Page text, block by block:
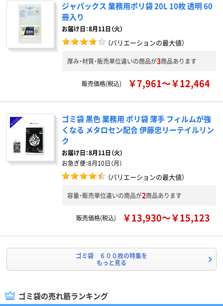
ジャパックス 業務用ポリ袋 20L 10枚 透明 60
冊入り
お届け日：8月11日（火）
（バリエーションの最大値）
厚み・材質・販売単位違いの商品が3商品あります
販売価格(税込) ￥7,961～￥12,464
ゴミ袋 黒色 業務用 ポリ袋 薄手 フィルムが強
くなる メタロセン配合 伊藤忠リーテイルリン
ク
お届け日：8月11日（火）
お急ぎ便：8月10日（月）
（バリエーションの最大値）
容量・販売単位違いの商品が2商品あります
販売価格(税込) ￥13,930～￥15,123
ゴミ袋 ６００枚の特集を
もっと見る
ゴミ袋の売れ筋ランキング